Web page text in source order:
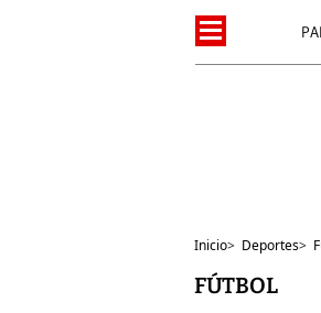
Inicio> Deportes>
FÚTBOL